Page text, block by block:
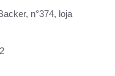
n°374, loja